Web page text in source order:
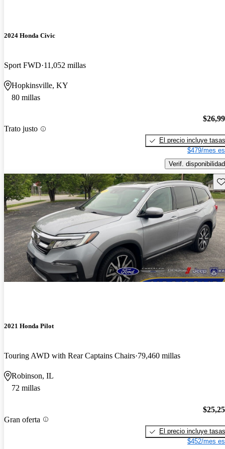
2024 Honda Civic
Sport FWD 11,052 millas
Hopkinsville, KY
80 millas
Trato justo
El precio incluye tasas
$479/mes
Verif. disponibilidad
2021 Honda Pilot
Touring AWD with Rear Captains Chairs 79,460 millas
Robinson, IL
72 millas
Gran oferta
El precio incluye tasas
$452/mes